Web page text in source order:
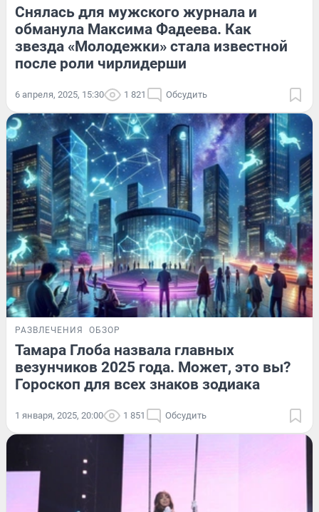
Снялась для мужского журнала и
обманула Максима Фадеева. Как
звезда «Молодежки» стала известной
после роли чирлидерши
6 апреля, 2025, 15:30 1 821 Обсудить
РАЗВЛЕЧЕНИЯ ОБЗОР
Тамара Глоба назвала главных
везунчиков 2025 года. Может, это вы?
Гороскоп для всех знаков зодиака
1 января, 2025, 20:00 1 851 Обсудить